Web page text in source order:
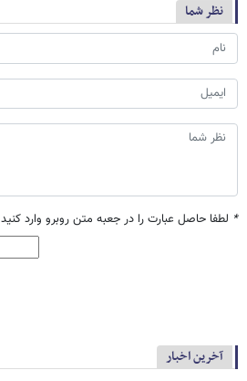
نظر شما
* لطفا حاصل عبارت را در جعبه متن روبرو وارد کنید
آخرین اخبار